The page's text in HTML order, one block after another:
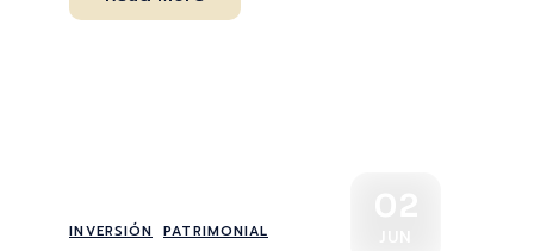
INVERSIÓN PATRIMONIAL